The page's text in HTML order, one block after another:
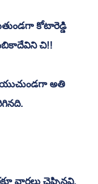
కోటారెడ్డి
చి!!
అతి
వార్తలు చెప్పినవి.